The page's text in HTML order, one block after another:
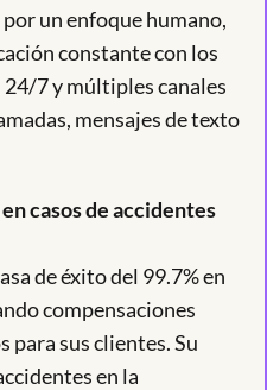
un enfoque humano,
constante con los
7 y múltiples canales
mensajes de texto
casos de accidentes
de éxito del 99.7% en
compensaciones
para sus clientes. Su
en la